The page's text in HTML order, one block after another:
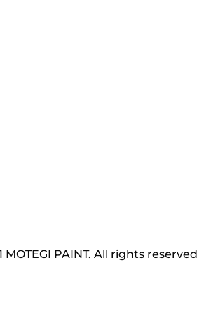
MOTEGI PAINT. All rights reserved